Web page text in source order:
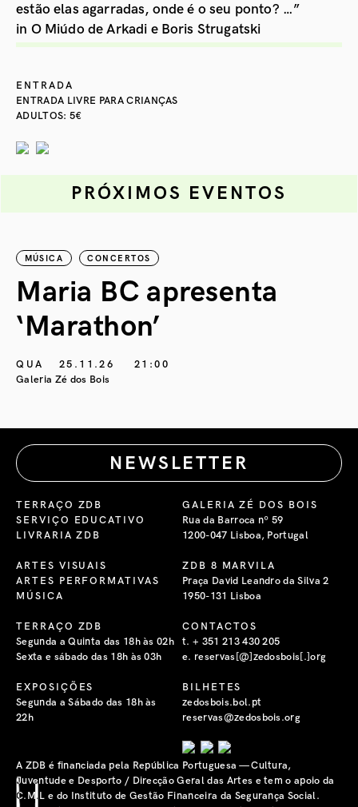
estão elas agarradas, onde é o seu ponto? …”
in O Miúdo de Arkadi e Boris Strugatski
ENTRADA
ENTRADA LIVRE PARA CRIANÇAS
ADULTOS: 5€
PRÓXIMOS EVENTOS
MÚSICA CONCERTOS
Maria BC apresenta
‘Marathon’
QUA 25.11.26
21:00
Galeria Zé dos Bois
NEWSLETTER
TERRAÇO ZDB
SERVIÇO EDUCATIVO
LIVRARIA ZDB
ARTES VISUAIS
ARTES PERFORMATIVAS
MÚSICA
GALERIA ZÉ DOS BOIS
Rua da Barroca nº 59
1200-047 Lisboa, Portugal
ZDB 8 MARVILA
Praça David Leandro da Silva 2
1950-131 Lisboa
TERRAÇO ZDB
Segunda a Quinta das 18h às 02h
Sexta e sábado das 18h às 03h
EXPOSIÇÕES
Segunda a Sábado das 18h às
22h
CONTACTOS
t. + 351 213 430 205
e. reservas[@]zedosbois[.]org
BILHETES
zedosbois.bol.pt
reservas@zedosbois.org
A ZDB é financiada pela República Portuguesa — Cultura,
Juventude e Desporto / Direcção Geral das Artes e tem o apoio da
C.M.L e do Instituto de Gestão Financeira da Segurança Social.